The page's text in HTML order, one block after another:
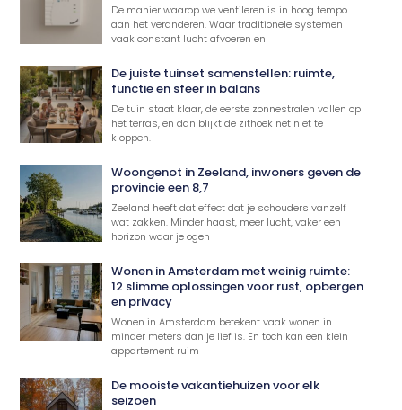
De manier waarop we ventileren is in hoog tempo
aan het veranderen. Waar traditionele systemen
vaak constant lucht afvoeren en
De juiste tuinset samenstellen: ruimte,
functie en sfeer in balans
De tuin staat klaar, de eerste zonnestralen vallen op
het terras, en dan blijkt de zithoek net niet te
kloppen.
Woongenot in Zeeland, inwoners geven de
provincie een 8,7
Zeeland heeft dat effect dat je schouders vanzelf
wat zakken. Minder haast, meer lucht, vaker een
horizon waar je ogen
Wonen in Amsterdam met weinig ruimte:
12 slimme oplossingen voor rust, opbergen
en privacy
Wonen in Amsterdam betekent vaak wonen in
minder meters dan je lief is. En toch kan een klein
appartement ruim
De mooiste vakantiehuizen voor elk
seizoen